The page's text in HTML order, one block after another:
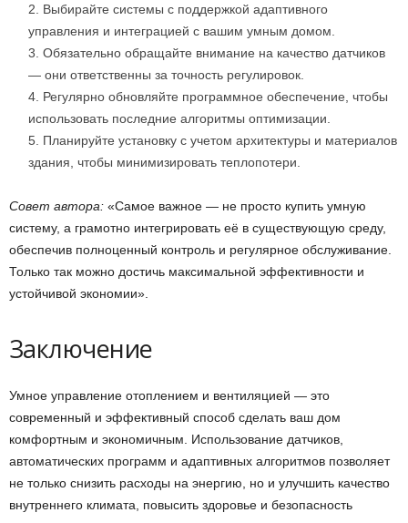
Выбирайте системы с поддержкой адаптивного
управления и интеграцией с вашим умным домом.
Обязательно обращайте внимание на качество датчиков
— они ответственны за точность регулировок.
Регулярно обновляйте программное обеспечение, чтобы
использовать последние алгоритмы оптимизации.
Планируйте установку с учетом архитектуры и материалов
здания, чтобы минимизировать теплопотери.
Совет автора: «Самое важное — не просто купить умную
систему, а грамотно интегрировать её в существующую среду,
обеспечив полноценный контроль и регулярное обслуживание.
Только так можно достичь максимальной эффективности и
устойчивой экономии».
Заключение
Умное управление отоплением и вентиляцией — это
современный и эффективный способ сделать ваш дом
комфортным и экономичным. Использование датчиков,
автоматических программ и адаптивных алгоритмов позволяет
не только снизить расходы на энергию, но и улучшить качество
внутреннего климата, повысить здоровье и безопасность